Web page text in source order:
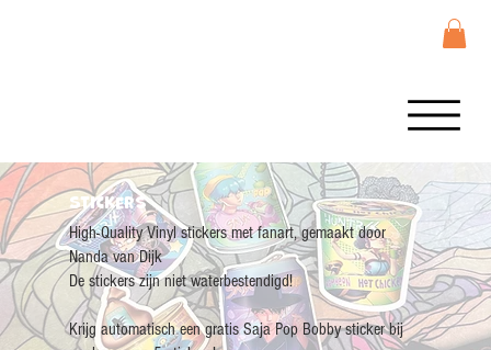
Stickers
High-Quality Vinyl stickers met fanart, gemaakt door
Nanda van Dijk
De stickers zijn niet waterbestendigd!
Krijg automatisch een gratis Saja Pop Bobby sticker bij